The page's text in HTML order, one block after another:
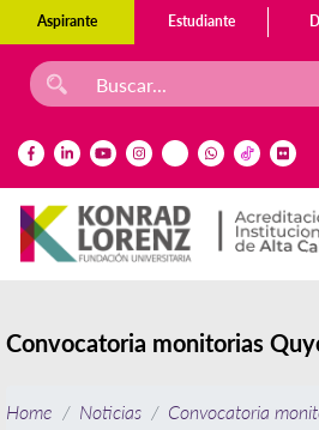
Aspirante Estudiante
Convocatoria monitorias
Home Noticias Convocatoria